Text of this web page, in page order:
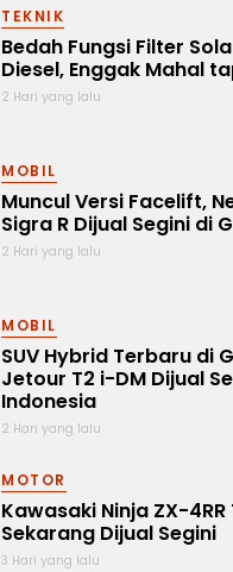
TEKNIK
Bedah Fungsi Filter
Diesel, Enggak Mahal
2 Hari yang lalu
MOBIL
Muncul Versi Facelift,
Sigra R Dijual Segini di
2 Hari yang lalu
MOBIL
SUV Hybrid Terbaru di
Jetour T2 i-DM Dijual
Indonesia
2 Hari yang lalu
MOTOR
Kawasaki Ninja ZX-
Sekarang Dijual Segini
3 Hari yang lalu